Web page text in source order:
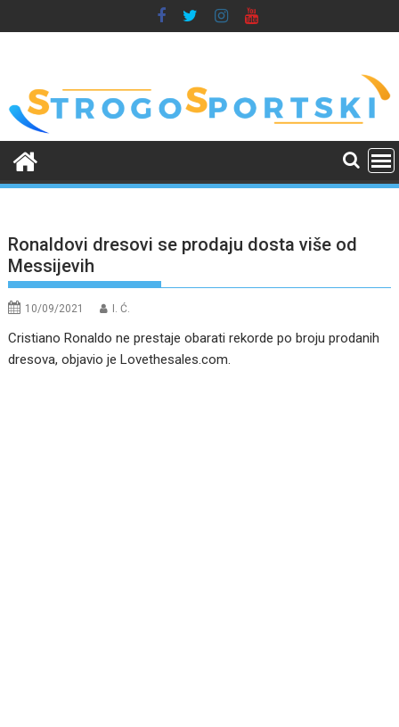
to
Ronaldovi dresovi se prodaju dosta više od
Messijevih
10/09/2021 I. Ć.
Cristiano Ronaldo ne prestaje obarati rekorde po broju prodanih
dresova, objavio je Lovethesales.com.